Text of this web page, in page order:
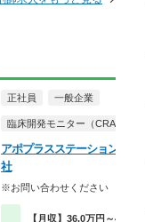
正社員 一般企業
臨床開発モニター（CRA）
アポプラスステーション株式会
社
※お問い合わせください
【月収】36.0万円～43.0万